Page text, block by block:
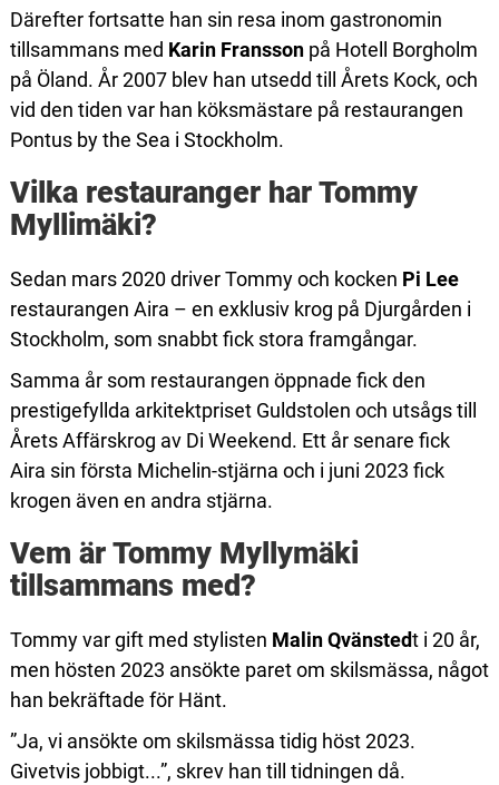
Därefter fortsatte han sin resa inom gastronomin
tillsammans med Karin Franssonpå Hotell Borgholm
på Öland. År 2007 blev han utsedd till Årets Kock, och
vid den tiden var han köksmästare på restaurangen
Pontus by the Sea i Stockholm.
Vilka restauranger har Tommy
Myllimäki?
Sedan mars 2020 driver Tommy och kocken Pi Lee
restaurangen Aira – en exklusiv krog på Djurgården i
Stockholm, som snabbt fick stora framgångar.
Samma år som restaurangen öppnade fick den
prestigefyllda arkitektpriset Guldstolen och utsågs till
Årets Affärskrog av Di Weekend. Ett år senare fick
Aira sin första Michelin-stjärna och i juni 2023 fick
krogen även en andra stjärna.
Vem är Tommy Myllymäki
tillsammans med?
Tommy var gift med stylisten Malin Qvänstedt i 20 år,
men hösten 2023 ansökte paret om skilsmässa, något
han bekräftade för Hänt.
”Ja, vi ansökte om skilsmässa tidig höst 2023.
Givetvis jobbigt...”, skrev han till tidningen då.